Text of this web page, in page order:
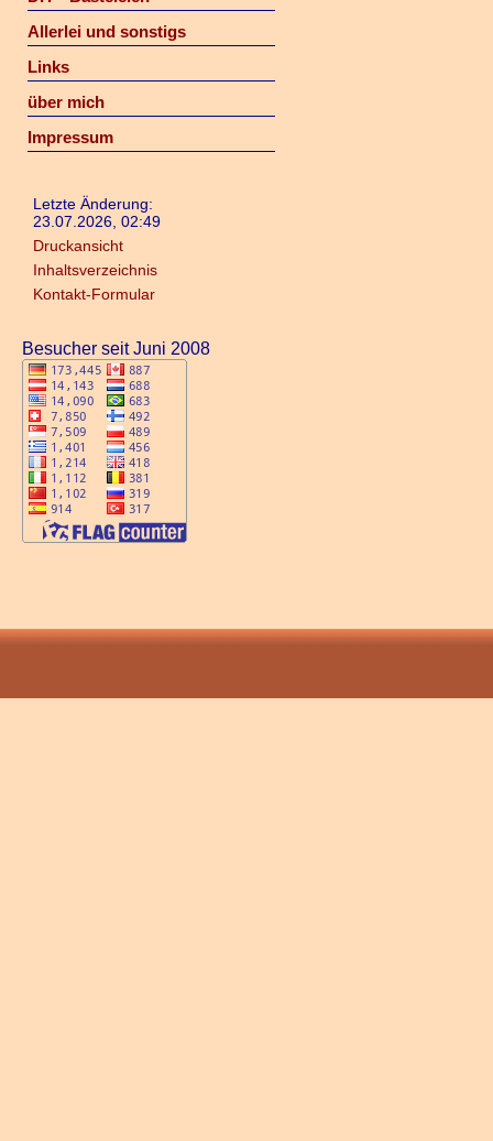
Allerlei und sonstigs
Links
über mich
Impressum
Letzte Änderung:
23.07.2026, 02:49
Druckansicht
Inhaltsverzeichnis
Kontakt-Formular
Besucher seit Juni 2008